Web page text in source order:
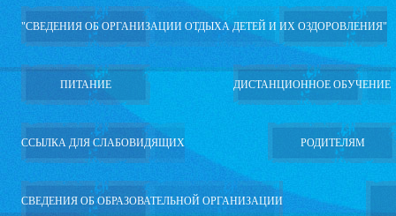
"СВЕДЕНИЯ ОБ ОРГАНИЗАЦИИ ОТДЫХА ДЕТЕЙ И ИХ ОЗДОРОВЛЕНИЯ"
ПИТАНИЕ ДИСТАНЦИОННОЕ ОБУЧЕНИЕ
ССЫЛКА ДЛЯ СЛАБОВИДЯЩИХ РОДИТЕЛЯМ
СВЕДЕНИЯ ОБ ОБРАЗОВАТЕЛЬНОЙ ОРГАНИЗАЦИИ